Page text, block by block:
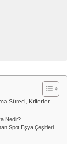
Süreci, Kriterler
Nedir?
Spot Eşya Çeşitleri